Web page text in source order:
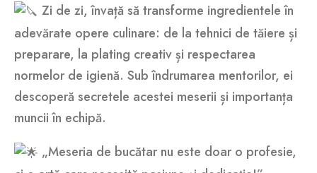
Zi de zi, învață să transforme ingredientele în
adevărate opere culinare: de la tehnici de tăiere și
preparare, la plating creativ și respectarea
normelor de igienă. Sub îndrumarea mentorilor, ei
descoperă secretele acestei meserii și importanța
muncii în echipă.
„Meseria de bucătar nu este doar o profesie,